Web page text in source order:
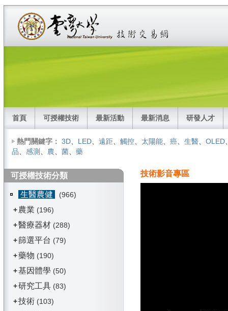
首頁 可授權技術 最新活動 最新消息 研發人才
熱門關鍵字： 3D、 LED、 遠距、 觸控、 太陽能、 癌、 生醫、 OLED
品、 感測 、 農、 菌、 藥
可授權技術分類
生醫農健
(966)
+ 農業 (196)
+醫療器材 (288)
+篩選平台 (79)
+藥物 (190)
+基因體學 (50)
+研究工具(83)
+技術(103)
技術影音專區